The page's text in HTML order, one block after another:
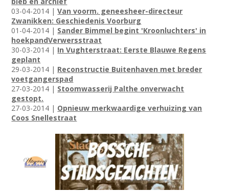
03-04-2014 |Van voorm. geneesheer-directeur
Zwanikken: Geschiedenis Voorburg
01-04-2014 | Sander Bimmel begint 'Kroonluchters' in
hoekpandVerwersstraat
30-03-2014 | In Vughterstraat: Eerste Blauwe Regens
geplant
29-03-2014 | Reconstructie Buitenhaven met breder
voetgangerspad
27-03-2014 | Stoomwasserij Palthe onverwacht
gestopt.
27-03-2014 | Opnieuw merkwaardige verhuizing van
Coos Snellestraat